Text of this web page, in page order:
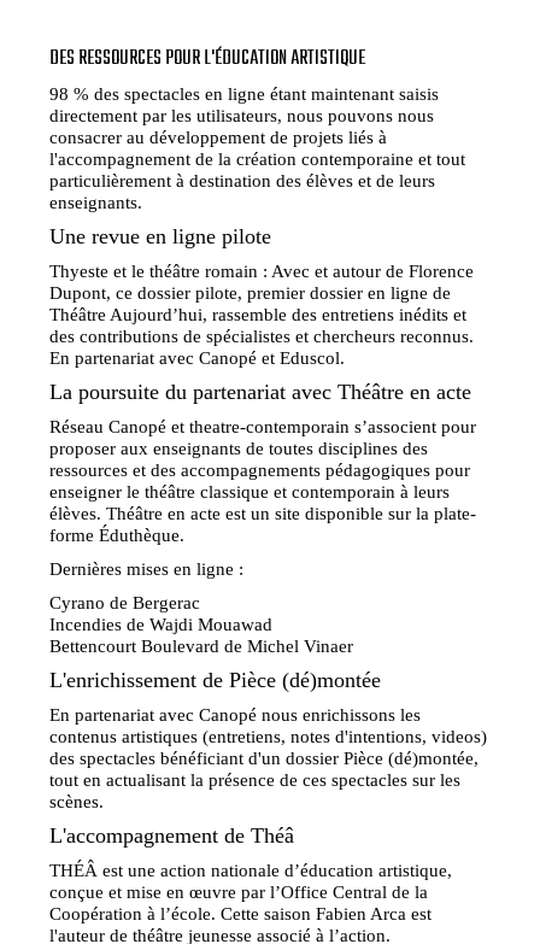
DES RESSOURCES POUR L'ÉDUCATION ARTISTIQUE
98 % des spectacles en ligne étant maintenant saisis
directement par les utilisateurs, nous pouvons nous
consacrer au développement de projets liés à
l'accompagnement de la création contemporaine et tout
particulièrement à destination des élèves et de leurs
enseignants.
Une revue en ligne pilote
Thyeste et le théâtre romain : Avec et autour de Florence
Dupont, ce dossier pilote, premier dossier en ligne de
Théâtre Aujourd’hui, rassemble des entretiens inédits et
des contributions de spécialistes et chercheurs reconnus.
En partenariat avec Canopé et Eduscol.
La poursuite du partenariat avec Théâtre en acte
Réseau Canopé et theatre-contemporain s’associent pour
proposer aux enseignants de toutes disciplines des
ressources et des accompagnements pédagogiques pour
enseigner le théâtre classique et contemporain à leurs
élèves. Théâtre en acte est un site disponible sur la plate-
forme Éduthèque.
Dernières mises en ligne :
Cyrano de Bergerac
Incendies de Wajdi Mouawad
Bettencourt Boulevard de Michel Vinaer
L'enrichissement de Pièce (dé)montée
En partenariat avec Canopé nous enrichissons les
contenus artistiques (entretiens, notes d'intentions, videos)
des spectacles bénéficiant d'un dossier Pièce (dé)montée,
tout en actualisant la présence de ces spectacles sur les
scènes.
L'accompagnement de Théâ
THÉÂ est une action nationale d’éducation artistique,
conçue et mise en œuvre par l’Office Central de la
Coopération à l’école. Cette saison Fabien Arca est
l'auteur de théâtre jeunesse associé à l’action.